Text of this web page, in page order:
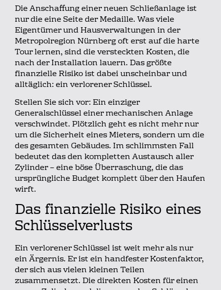
Die Anschaffung einer neuen Schließanlage ist
nur die eine Seite der Medaille. Was viele
Eigentümer und Hausverwaltungen in der
Metropolregion Nürnberg oft erst auf die harte
Tour lernen, sind die versteckten Kosten, die
nach der Installation lauern. Das größte
finanzielle Risiko ist dabei unscheinbar und
alltäglich: ein verlorener Schlüssel.
Stellen Sie sich vor: Ein einziger
Generalschlüssel einer mechanischen Anlage
verschwindet. Plötzlich geht es nicht mehr nur
um die Sicherheit eines Mieters, sondern um die
des gesamten Gebäudes. Im schlimmsten Fall
bedeutet das den kompletten Austausch aller
Zylinder – eine böse Überraschung, die das
ursprüngliche Budget komplett über den Haufen
wirft.
Das finanzielle Risiko eines
Schlüsselverlusts
Ein verlorener Schlüssel ist weit mehr als nur
ein Ärgernis. Er ist ein handfester Kostenfaktor,
der sich aus vielen kleinen Teilen
zusammensetzt. Die direkten Kosten für einen